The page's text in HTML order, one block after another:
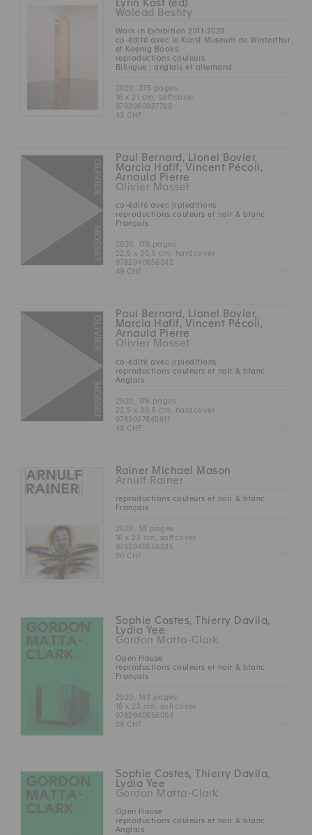
Lynn Kost (éd)
Walead Beshty
Work in Exhibition 2011-2020
co-édité avec le Kunst Museum de Winterthur
et Koenig Books
reproductions couleurs
Bilingue : anglais et allemand
2020, 375 pages
16 x 21 cm, softcover
9783960987789
43 CHF
Paul Bernard, Lionel Bovier,
Marcia Hafif, Vincent Pécoil,
Arnauld Pierre
Olivier Mosset
co-édité avec jrp|editions
reproductions couleurs et noir & blanc
Français
2020, 176 pages
22,5 x 30,5 cm, hardcover
9782940656042
49 CHF
Paul Bernard, Lionel Bovier,
Marcia Hafif, Vincent Pécoil,
Arnauld Pierre
Olivier Mosset
co-édité avec jrp|editions
reproductions couleurs et noir & blanc
Anglais
2020, 176 pages
22,5 x 30,5 cm, hardcover
9783037645611
49 CHF
Rainer Michael Mason
Arnulf Rainer
reproductions couleurs et noir & blanc
Français
2020, 58 pages
16 x 23 cm, softcover
9782940656035
20 CHF
Sophie Costes, Thierry Davila,
Lydia Yee
Gordon Matta-Clark
Open House
reproductions couleurs et noir & blanc
Français
2020, 143 pages
16 x 23 cm, softcover
9782940656004
29 CHF
Sophie Costes, Thierry Davila,
Lydia Yee
Gordon Matta-Clark
Open House
reproductions couleurs et noir & blanc
Anglais